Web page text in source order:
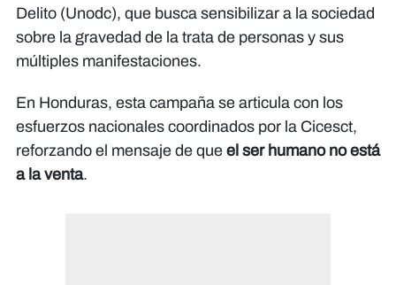
Delito (Unodc), que busca sensibilizar a la sociedad
sobre la gravedad de la trata de personas y sus
múltiples manifestaciones.
En Honduras, esta campaña se articula con los
esfuerzos nacionales coordinados por la Cicesct,
reforzando el mensaje de que el ser humano no está
a la venta.